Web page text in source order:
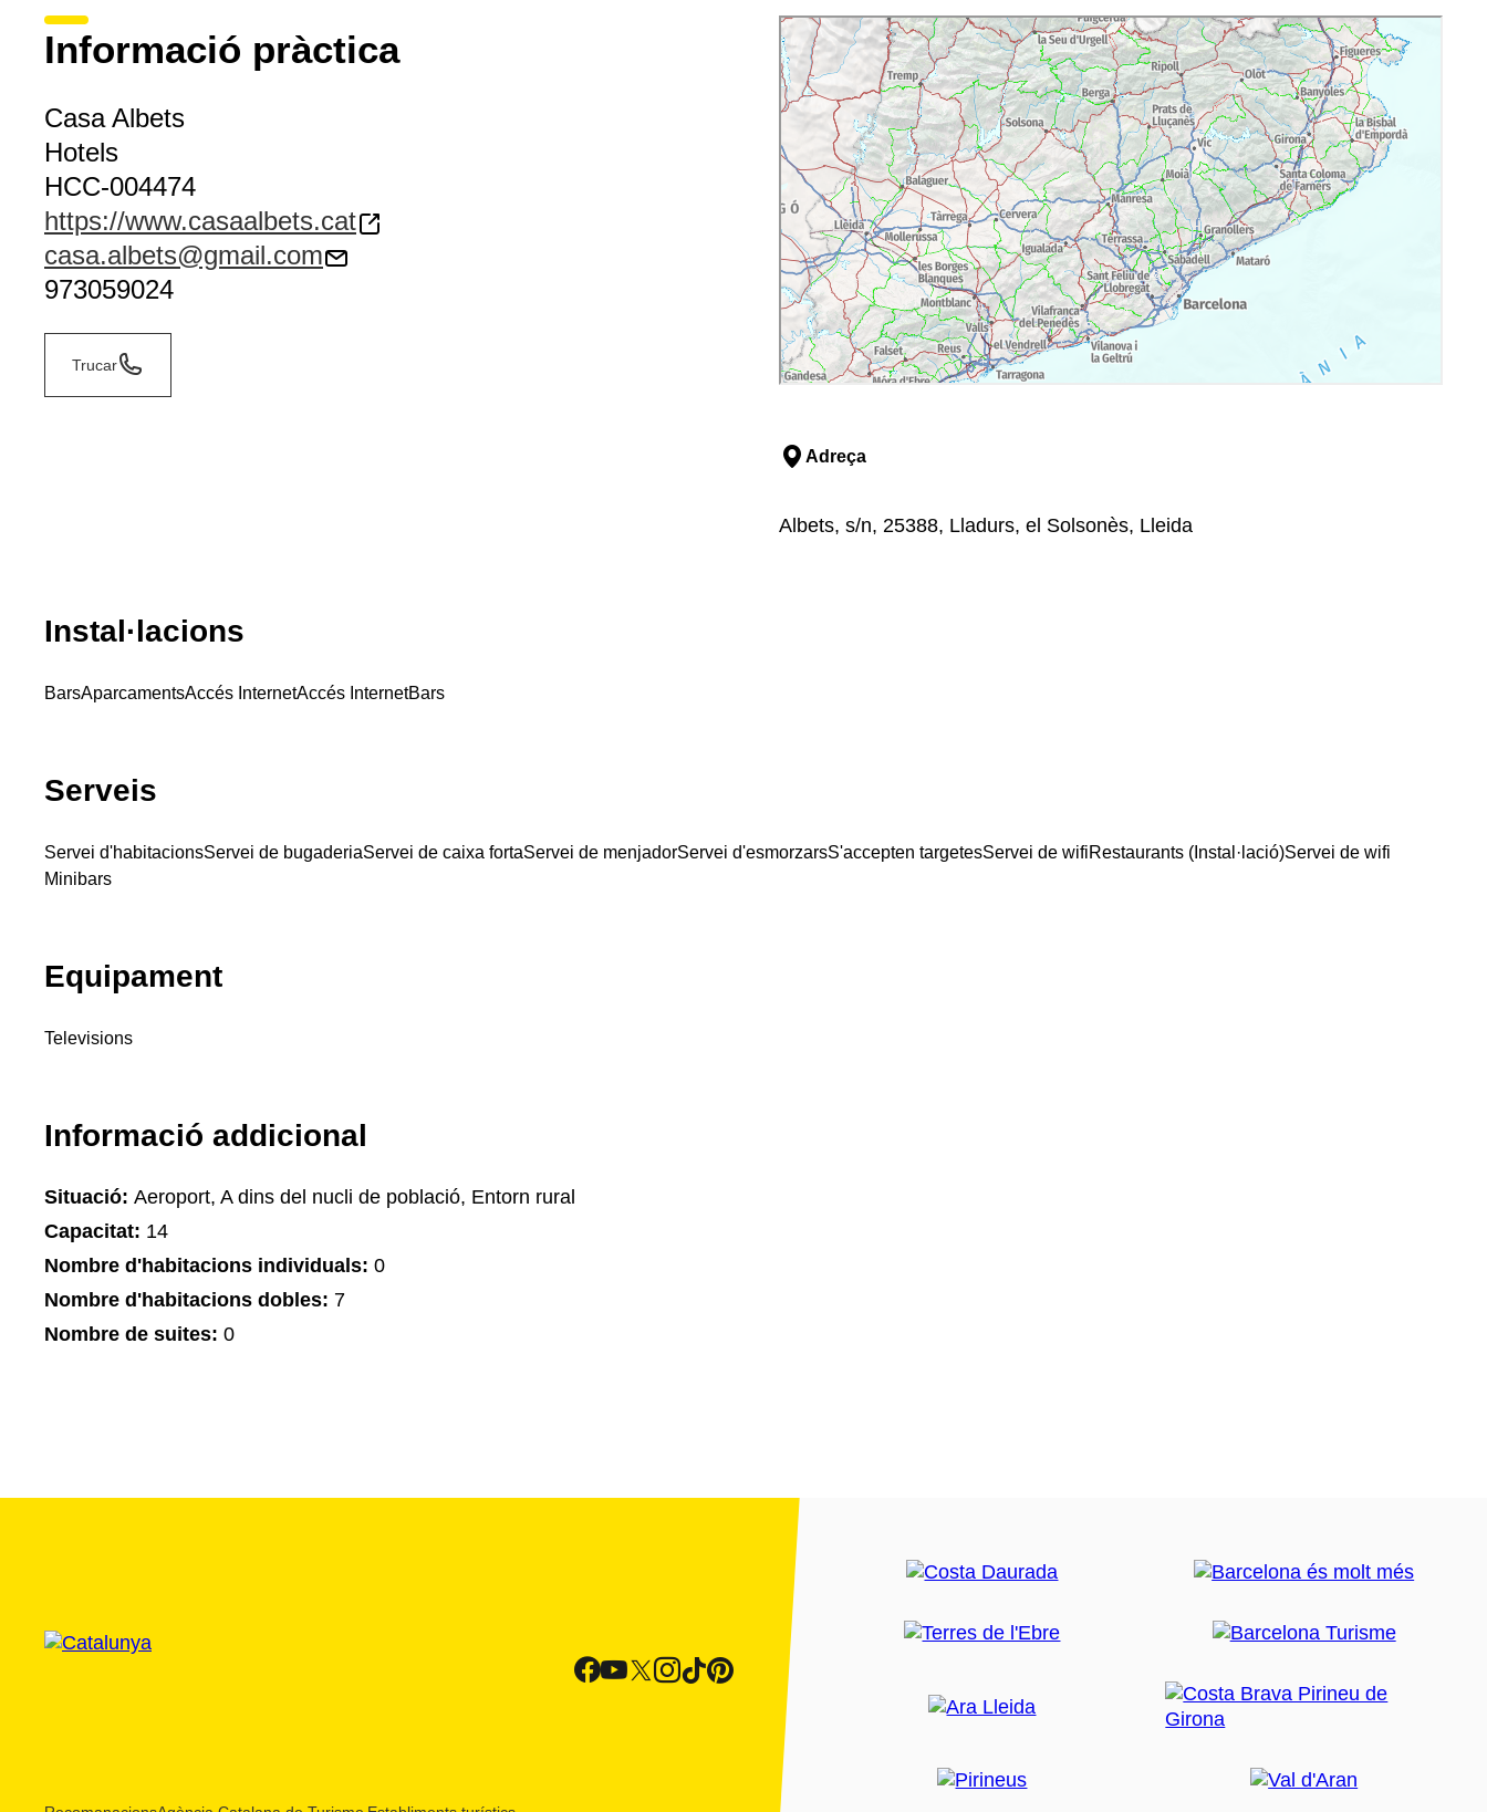
Informació pràctica
Casa Albets
Hotels
HCC-004474
https://www.casaalbets.cat
casa.albets@gmail.com
973059024
Trucar
Adreça
Albets, s/n, 25388, Lladurs, el Solsonès, Lleida
Instal·lacions
BarsAparcamentsAccés InternetAccés InternetBars
Serveis
Servei d'habitacionsServei de bugaderiaServei de caixa fortaServei de menjadorServei d'esmorzarsS'accepten targetesServei de wifiRestaurants (Instal·lació)Servei de wifi
Minibars
Equipament
Televisions
Informació addicional
Situació: Aeroport, A dins del nucli de població, Entorn rural
Capacitat: 14
Nombre d'habitacions individuals: 0
Nombre d'habitacions dobles: 7
Nombre de suites: 0